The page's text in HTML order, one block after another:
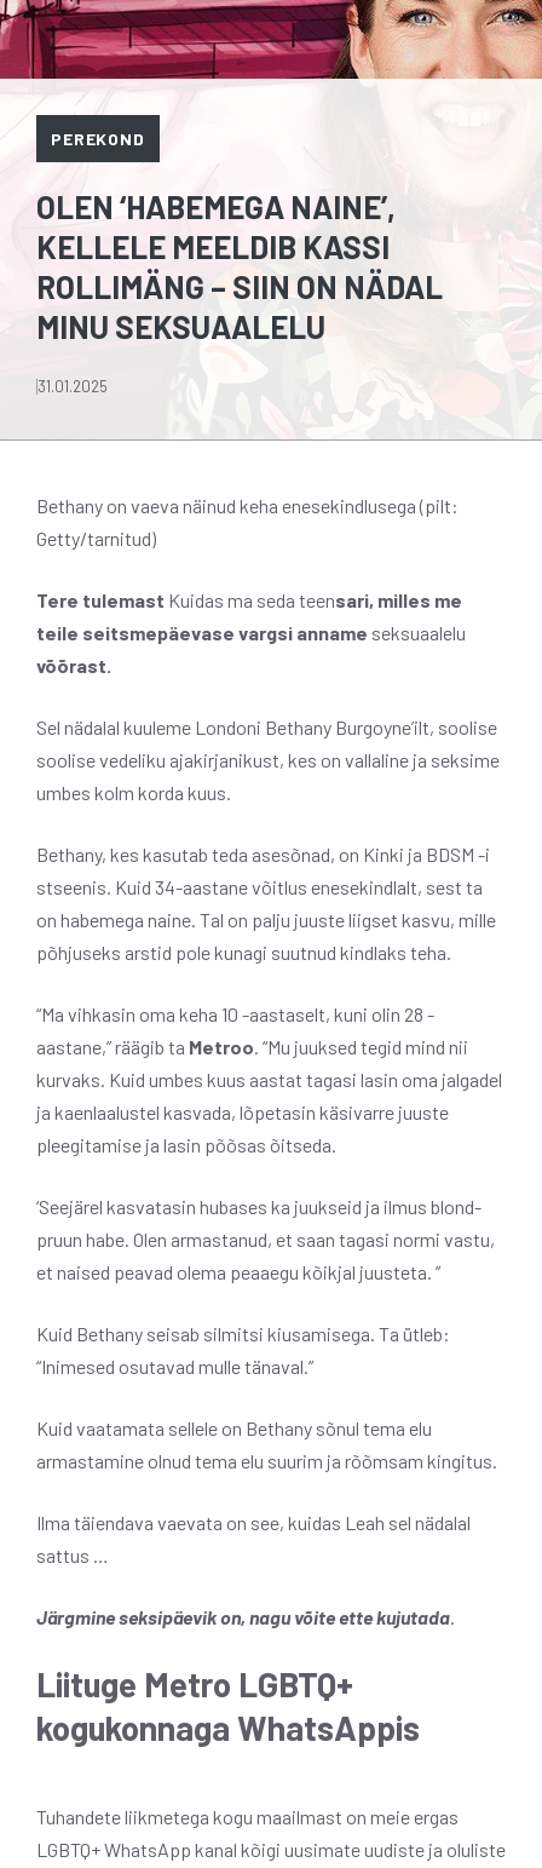
PEREKOND
OLEN ‘HABEMEGA NAINE’,
KELLELE MEELDIB KASSI
ROLLIMÄNG – SIIN ON NÄDAL
MINU SEKSUAALELU
31.01.2025
Bethany on vaeva näinud keha enesekindlusega (pilt:
Getty/tarnitud)
Tere tulemast Kuidas ma seda teensari, milles me
teile seitsmepäevase vargsi anname seksuaalelu
võõrast.
Sel nädalal kuuleme Londoni Bethany Burgoyne’ilt, soolise
soolise vedeliku ajakirjanikust, kes on vallaline ja seksime
umbes kolm korda kuus.
Bethany, kes kasutab teda asesõnad, on Kinki ja BDSM -i
stseenis. Kuid 34-aastane võitlus enesekindlalt, sest ta
on habemega naine. Tal on palju juuste liigset kasvu, mille
põhjuseks arstid pole kunagi suutnud kindlaks teha.
“Ma vihkasin oma keha 10 -aastaselt, kuni olin 28 -
aastane,” räägib ta Metroo . “Mu juuksed tegid mind nii
kurvaks. Kuid umbes kuus aastat tagasi lasin oma jalgadel
ja kaenlaalustel kasvada, lõpetasin käsivarre juuste
pleegitamise ja lasin põõsas õitseda.
‘Seejärel kasvatasin hubases ka juukseid ja ilmus blond-
pruun habe. Olen armastanud, et saan tagasi normi vastu,
et naised peavad olema peaaegu kõikjal juusteta. ”
Kuid Bethany seisab silmitsi kiusamisega. Ta ütleb:
“Inimesed osutavad mulle tänaval.”
Kuid vaatamata sellele on Bethany sõnul tema elu
armastamine olnud tema elu suurim ja rõõmsam kingitus.
Ilma täiendava vaevata on see, kuidas Leah sel nädalal
sattus …
Järgmine seksipäevik on, nagu võite ette kujutada
Liituge Metro LGBTQ+
kogukonnaga WhatsAppis
Tuhandete liikmetega kogu maailmast on meie ergas
LGBTQ+ WhatsApp kanal kõigi uusimate uudiste ja oluliste